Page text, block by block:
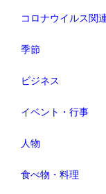
コロナウイルス関
季節
ビジネス
イベント・行事
人物
食べ物・料理